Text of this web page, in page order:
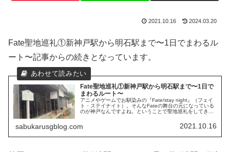
2021.10.16 2024.03.20
Fate聖地巡礼①新神戸駅から明石駅まで〜1日でまわるル
ート〜記事からの続きとなっています。
Fate聖地巡礼①新神戸駅から明石駅まで〜1日で
まわるルート〜
アニメやゲームでお馴染みの『Fate/stay night』（フェイ
ト・ステイナイト）。そんなFateの舞台の元になっている
のが神戸なんですよね。ということで聖地巡礼をしてきま
sabukarusgblog.com 2021.10.16